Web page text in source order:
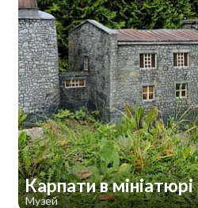
Карпати в мініатюрі
Музей